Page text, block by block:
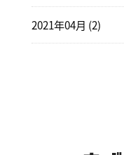
2021年04月 (2)